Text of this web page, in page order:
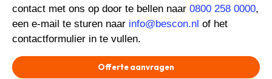
contact met ons op door te bellen naar 0800 258 0000,
een e-mail te sturen naar info@bescon.nl of het
contactformulier in te vullen.
Offerte aanvragen